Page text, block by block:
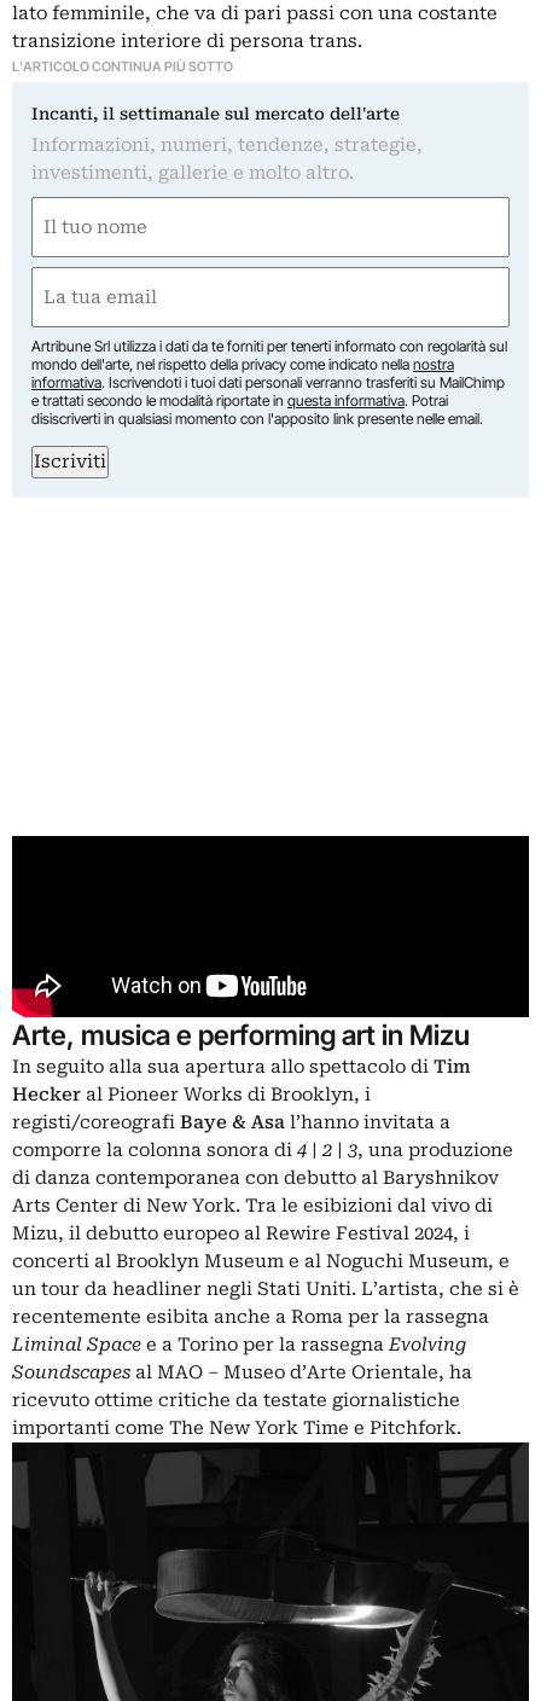
lato femminile, che va di pari passi con una costante
transizione interiore di persona trans.
L'ARTICOLO CONTINUA PIÙ SOTTO
Incanti, il settimanale sul mercato dell'arte
Informazioni, numeri, tendenze, strategie,
investimenti, gallerie e molto altro.
(Required)
First
(Required)
Artribune Srl utilizza i dati da te forniti per tenerti informato con regolarità sul
mondo dell'arte, nel rispetto della privacy come indicato nella nostra
informativa. Iscrivendoti i tuoi dati personali verranno trasferiti su MailChimp
e trattati secondo le modalità riportate in questa informativa. Potrai
disiscriverti in qualsiasi momento con l'apposito link presente nelle email.
Iscriviti
Arte, musica e performing art in Mizu
In seguito alla sua apertura allo spettacolo di Tim
Hecker al Pioneer Works di Brooklyn, i
registi/coreografi Baye & Asa l’hanno invitata a
comporre la colonna sonora di 4 | 2 | 3, una produzione
di danza contemporanea con debutto al Baryshnikov
Arts Center di New York. Tra le esibizioni dal vivo di
Mizu, il debutto europeo al Rewire Festival 2024, i
concerti al Brooklyn Museum e al Noguchi Museum, e
un tour da headliner negli Stati Uniti. L’artista, che si è
recentemente esibita anche a Roma per la rassegna
Liminal Space e a Torino per la rassegnaEvolving
Soundscapes al MAO – Museo d’Arte Orientale, ha
ricevuto ottime critiche da testate giornalistiche
importanti come The New York Time e Pitchfork.